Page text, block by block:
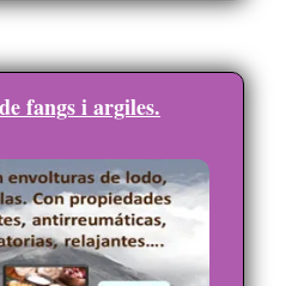
fangs i argiles.